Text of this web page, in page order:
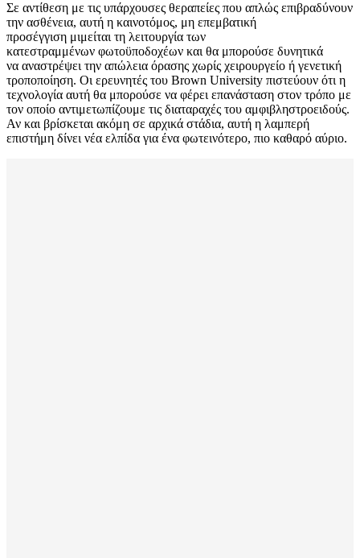
Σε αντίθεση με τις υπάρχουσες θεραπείες που απλώς επιβραδύνουν
την ασθένεια, αυτή η καινοτόμος, μη επεμβατική
προσέγγιση μιμείται τη λειτουργία των
κατεστραμμένων φωτοϋποδοχέων και θα μπορούσε δυνητικά
να αναστρέψει την απώλεια όρασης χωρίς χειρουργείο ή γενετική
τροποποίηση. Οι ερευνητές του Brown University πιστεύουν ότι η
τεχνολογία αυτή θα μπορούσε να φέρει επανάσταση στον τρόπο με
τον οποίο αντιμετωπίζουμε τις διαταραχές του αμφιβληστροειδούς.
Αν και βρίσκεται ακόμη σε αρχικά στάδια, αυτή η λαμπερή
επιστήμη δίνει νέα ελπίδα για ένα φωτεινότερο, πιο καθαρό αύριο.